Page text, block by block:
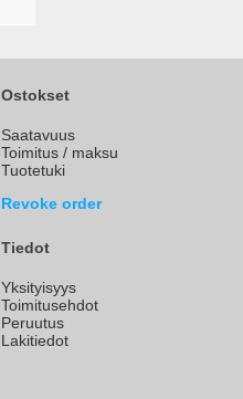
Ostokset
Saatavuus
Toimitus / maksu
Tuotetuki
Revoke order
Tiedot
Yksityisyys
Toimitusehdot
Peruutus
Lakitiedot